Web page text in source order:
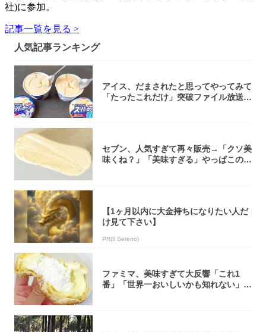
社)に参加。
記事一覧を見る >
人気記事ランキング
アイス、だまされたと思ってやってみて
「たったこれだけ」突破ファイル放送で
セブン、人気すぎて再々販売→「クソ美
味くね？」「美味すぎる」やっぱこのク
【1ヶ月以内に大金持ちになりたい人だ
け見て下さい】
PR(Il Sereno)
ファミマ、美味すぎて大反響「これ1
番」「世界一おいしいかも知れない」